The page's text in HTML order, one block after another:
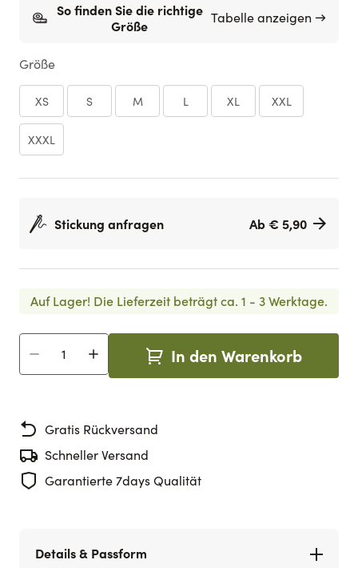
So finden Sie die richtige
Größe
Tabelle anzeigen →
Größe
XS S M L XL XXL
XXXL
Stickung anfragen Ab € 5,90
Auf Lager! Die Lieferzeit beträgt ca. 1 - 3 Werktage.
Menge In den Warenkorb
Gratis Rückversand
Schneller Versand
Garantierte 7days Qualität
Details & Passform